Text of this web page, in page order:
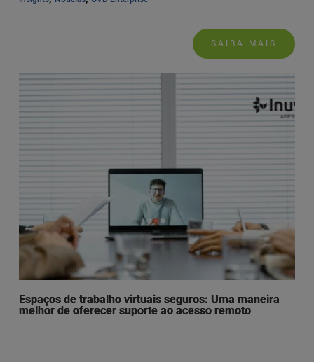
SAIBA MAIS
Espaços de trabalho virtuais seguros: Uma maneira
melhor de oferecer suporte ao acesso remoto